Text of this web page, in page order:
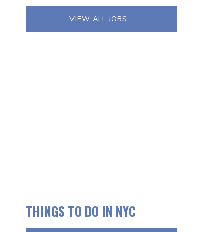
VIEW ALL JOBS…
THINGS TO DO IN NYC